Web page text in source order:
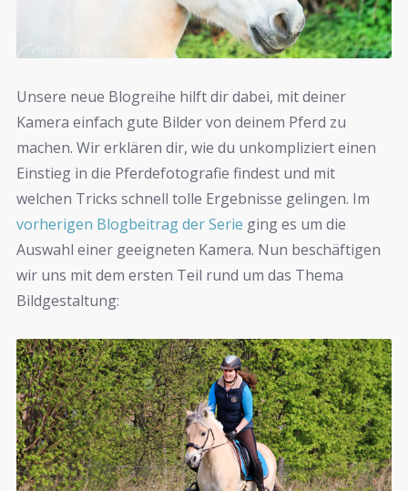
Unsere neue Blogreihe hilft dir dabei, mit deiner
Kamera einfach gute Bilder von deinem Pferd zu
machen. Wir erklären dir, wie du unkompliziert einen
Einstieg in die Pferdefotografie findest und mit
welchen Tricks schnell tolle Ergebnisse gelingen. Im
vorherigen Blogbeitrag der Serie ging es um die
Auswahl einer geeigneten Kamera. Nun beschäftigen
wir uns mit dem ersten Teil rund um das Thema
Bildgestaltung: